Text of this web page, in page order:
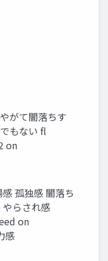
がて闇落ちす
もない fl
on
孤独感 闇落ち
やらされ感
on
感